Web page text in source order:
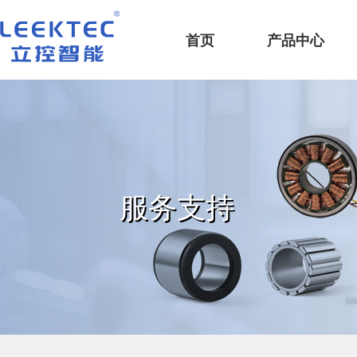
深圳市立控智能科技有限公司
首页
产品中心
服务支持